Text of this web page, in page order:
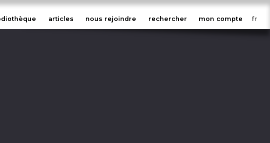
articles nous rejoindre rechercher mon compte